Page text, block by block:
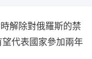
解除對俄羅斯的禁
代表國家參加兩年